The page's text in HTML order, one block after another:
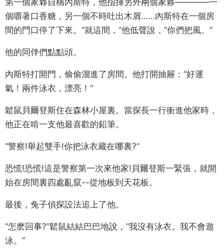
第一個家夥自稱內斯特，他指揮另外兩個家夥————一
個嚼著口香糖，另一個不時吐出木屑……內斯特在一個房
間的門口停了下來。“就這間，”他低聲說，“你們把風。”
他的同伴們點點頭。
內斯特打開門，偷偷溜進了房間。他打開抽屜：“好運
氣！兩件泳衣，漂亮！”
鬆鼠貝爾登斯住在森林小屋裏。當探長一行衝進他家時，
他正在啃一支他最喜歡的鉛筆。
“警察!舉起雙手!你把泳衣藏在哪裏?”
恐慌!恐慌!這是警察第一次來他家!貝爾登斯一緊張，就開
始在房間裏四處亂竄--從地板到天花板。
最後，兔子偵探設法追上了他。
“怎麽回事?”鬆鼠結結巴巴地說，“我沒有泳衣。我不會遊
泳。”